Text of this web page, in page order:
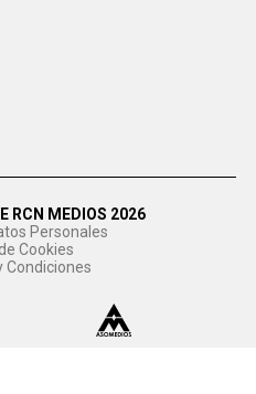
RCN MEDIOS 2026
Personales
Cookies
Condiciones